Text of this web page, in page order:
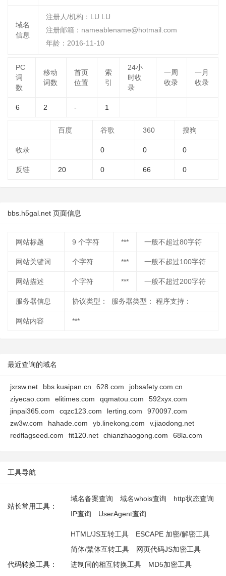
域名
信息
注册人/机构：LU LU
注册邮箱：nameablename@hotmail.com
年龄：2016-11-10
PC
词
数
移动
词数
首页
位置
索
引
24小
时收
录
一周
收录
一月
收录
6 2 - 1
百度 谷歌 360 搜狗
收录 0 0 0
反链 20 0 66 0
bbs.h5gal.net 页面信息
网站标题 9 个字符 *** 一般不超过80字符
网站关键词 个字符 *** 一般不超过100字符
网站描述 个字符 *** 一般不超过200字符
服务器信息 协议类型： 服务器类型： 程序支持：
网站内容 ***
最近查询的域名
jxrsw.net bbs.kuaipan.cn 628.com
jobsafety.com.cn
ziyecao.com
elitimes.com qqmatou.com
592xyx.com
jinpai365.com
cqzc123.com lerting.com
970097.com
zw3w.com
hahade.com yb.linekong.com
v.jiaodong.net
redflagseed.com
fit120.net chianzhaogong.com 68la.com
工具导航
站长常用工具：
域名备案查询 域名whois查询
http状态查询
IP查询
UserAgent查询
代码转换工具：
HTML/JS互转工具
ESCAPE 加密/解密工具
简体/繁体互转工具
网页代码JS加密工具
进制间的相互转换工具
MD5加密工具